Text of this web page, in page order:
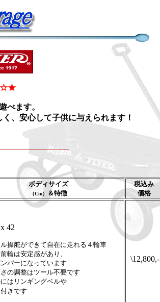
☆★
べます。
、安心して子供に与えられます！
ボディサイズ
（Cm） ＆特徴
税込み
価格
42
操舵ができて自在に走れる４輪車
輪は安定感があり、
パーになっています
の調整はツール不要です
はリンギングベルや
きです
\12,800,-